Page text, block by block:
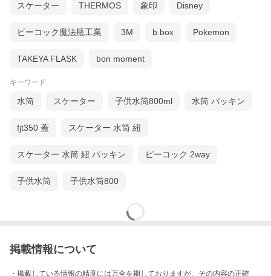
スケーター THERMOS 象印 Disney
ピーコック魔法瓶工業 3M b.box Pokemon
TAKEYA FLASK bon moment
キーワード
水筒 スケーター 子供水筒800ml 水筒 パッキン
fjt350 蓋 スケーター 水筒 紐
スケーター 水筒 紐 パッキン ピーコック 2way
子供水筒 子供水筒800
掲載情報について
・掲載している情報の精度には万全を期しておりますが、その内容の正確